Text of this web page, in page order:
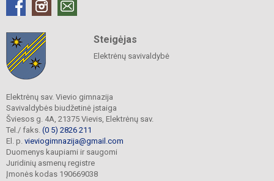
Steigėjas
Elektrėnų savivaldybė
Elektrėnų sav. Vievio gimnazija
Savivaldybės biudžetinė įstaiga
Šviesos g. 4A, 21375 Vievis, Elektrėnų sav.
Tel./ faks. (0 5) 2826 211
El. p. vieviogimnazija@gmail.com
Duomenys kaupiami ir saugomi
Juridinių asmenų registre
Įmonės kodas 190669038